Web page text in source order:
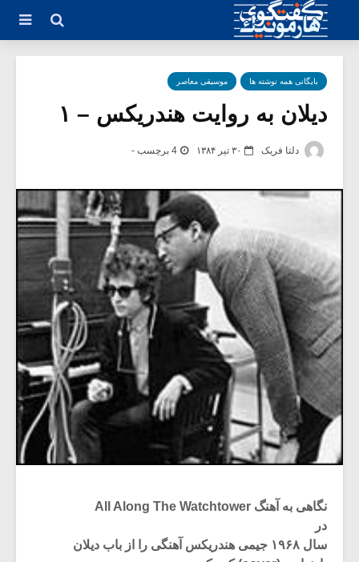
بایگانی همه نوشته ها موسیقی معاصر
دیلان‌ به‌ روایت‌ هندریکس‌ – ۱
دلتا فریک ۳۰ تیر ۱۳۸۴ 4 برچسب -
نگاهی به آهنگ All Along The Watchtower
در
سال‌ ۱۹۶۸ جیمی‌ هندریکس‌ آهنگی‌ را از باب‌ دیلان‌